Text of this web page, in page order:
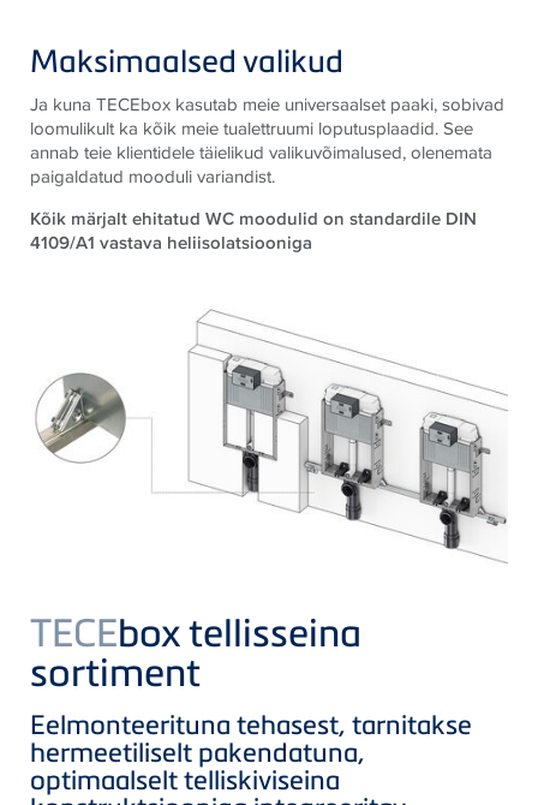
Maksimaalsed valikud
Ja kuna TECEbox kasutab meie universaalset paaki, sobivad
loomulikult ka kõik meie tualettruumi loputusplaadid. See
annab teie klientidele täielikud valikuvõimalused, olenemata
paigaldatud mooduli variandist.
Kõik märjalt ehitatud WC moodulid on standardile DIN
4109/A1 vastava heliisolatsiooniga
TECEbox tellisseina
sortiment
Eelmonteerituna tehasest, tarnitakse
hermeetiliselt pakendatuna,
optimaalselt telliskiviseina